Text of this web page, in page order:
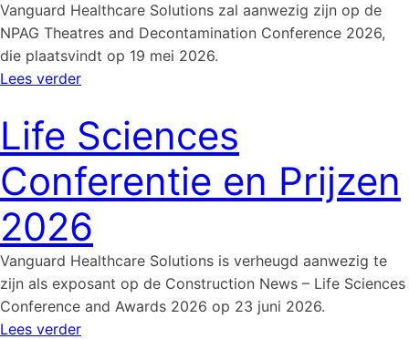
Vanguard Healthcare Solutions zal aanwezig zijn op de
NPAG Theatres and Decontamination Conference 2026,
die plaatsvindt op 19 mei 2026.
Lees verder
Life Sciences
Conferentie en Prijzen
2026
Vanguard Healthcare Solutions is verheugd aanwezig te
zijn als exposant op de Construction News – Life Sciences
Conference and Awards 2026 op 23 juni 2026.
Lees verder